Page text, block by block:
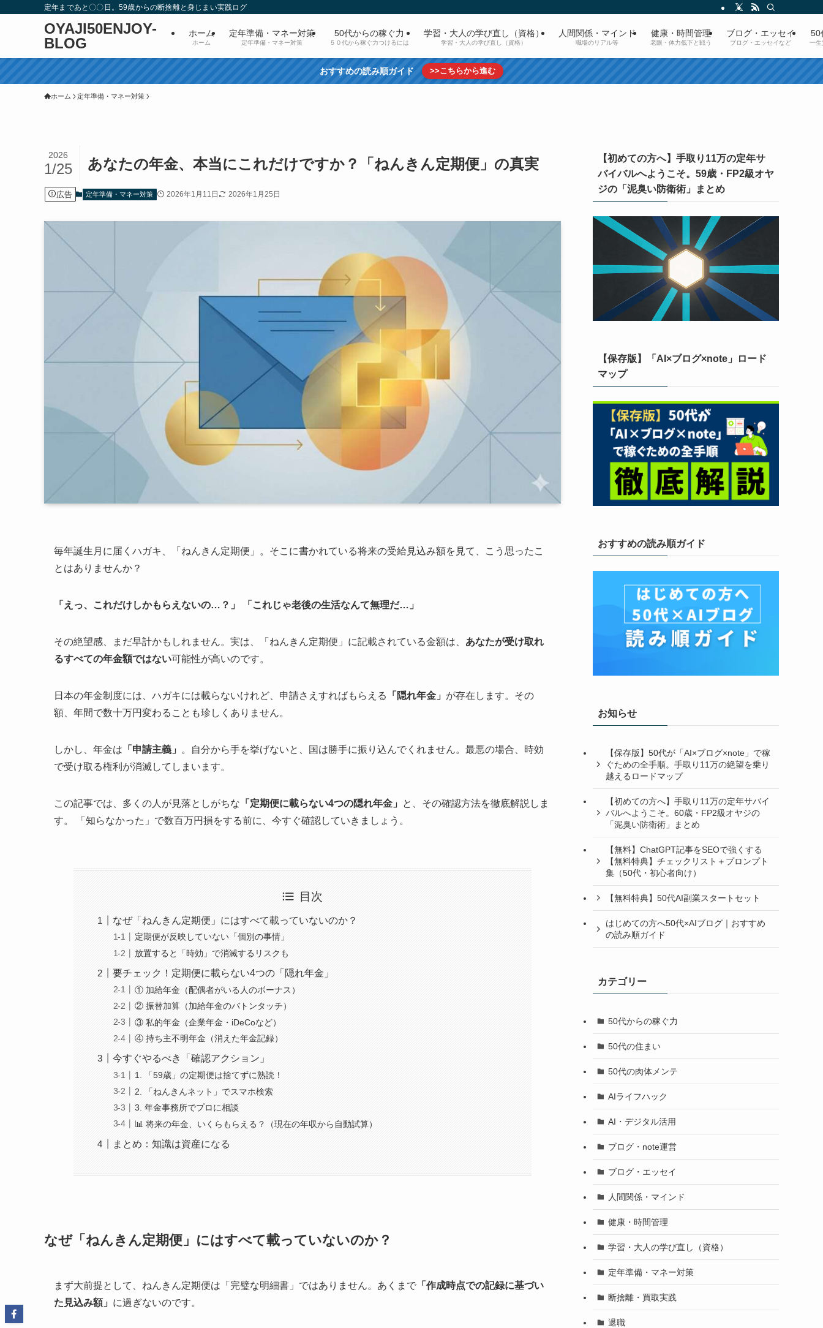
定年まであと〇〇日。59歳からの断捨離と身じまい実践ログ
OYAJI50ENJOY-
BLOG
ホーム
ホーム
定年準備・マネー対策
定年準備・マネー対策
50代からの稼ぐ力
５０代から稼ぐ力つけるには
学習・大人の学び直し（資格）
学習・大人の学び直し（資格）
人間関係・マインド
職場のリアル等
健康・時間管理
老眼・体力低下と戦う
ブログ・エッセイ
ブログ・エッセイなど
50
一生
おすすめの読み順ガイド >>こちらから進む
ホーム 定年準備・マネー対策
あなたの年金、本当にこれだけですか？「ねんきん定期便」の真実
2026
1/25
広告 定年準備・マネー対策 2026年1月11日 2026年1月25日
毎年誕生月に届くハガキ、「ねんきん定期便」。そこに書かれている将来の受給見込み額を見て、こう思ったこ
とはありませんか？
「えっ、これだけしかもらえないの…？」 「これじゃ老後の生活なんて無理だ…」
その絶望感、まだ早計かもしれません。実は、「ねんきん定期便」に記載されている金額は、 あなたが受け取れ
るすべての年金額ではない可能性が高いのです。
日本の年金制度には、ハガキには載らないけれど、申請さえすればもらえる 「隠れ年金」 が存在します。その
額、年間で数十万円変わることも珍しくありません。
しかし、年金は 「申請主義」
。自分から手を挙げないと、国は勝手に振り込んでくれません。最悪の場合、時効
で受け取る権利が消滅してしまいます。
この記事では、多くの人が見落としがちな 「定期便に載らない4つの隠れ年金」
と、その確認方法を徹底解説しま
す。 「知らなかった」で数百万円損をする前に、今すぐ確認していきましょう。
目次
なぜ「ねんきん定期便」にはすべて載っていないのか？
定期便が反映していない「個別の事情」
放置すると「時効」で消滅するリスクも
要チェック！定期便に載らない4つの「隠れ年金」
① 加給年金（配偶者がいる人のボーナス）
② 振替加算（加給年金のバトンタッチ）
③ 私的年金（企業年金・iDeCoなど）
④ 持ち主不明年金（消えた年金記録）
今すぐやるべき「確認アクション」
1. 「59歳」の定期便は捨てずに熟読！
2. 「ねんきんネット」でスマホ検索
3. 年金事務所でプロに相談
📊 将来の年金、いくらもらえる？（現在の年収から自動試算）
まとめ：知識は資産になる
なぜ「ねんきん定期便」にはすべて載っていないのか？
まず大前提として、ねんきん定期便は「完璧な明細書」ではありません。あくまで 「作成時点での記録に基づい
た見込み額」 に過ぎないのです。
【初めての方へ】手取り11万の定年サ
バイバルへようこそ。59歳・FP2級オヤ
ジの「泥臭い防衛術」まとめ
【保存版】「AI×ブログ×note」ロード
マップ
おすすめの読み順ガイド
お知らせ
【保存版】50代が「AI×ブログ×note」で稼
ぐための全手順。手取り11万の絶望を乗り
越えるロードマップ
【初めての方へ】手取り11万の定年サバイ
バルへようこそ。60歳・FP2級オヤジの
「泥臭い防衛術」まとめ
【無料】ChatGPT記事をSEOで強くする
【無料特典】チェックリスト＋プロンプト
集（50代・初心者向け）
【無料特典】50代AI副業スタートセット
はじめての方へ50代×AIブログ｜おすすめ
の読み順ガイド
カテゴリー
50代からの稼ぐ力
50代の住まい
50代の肉体メンテ
AIライフハック
AI・デジタル活用
ブログ・note運営
ブログ・エッセイ
人間関係・マインド
健康・時間管理
学習・大人の学び直し（資格）
定年準備・マネー対策
断捨離・買取実践
退職